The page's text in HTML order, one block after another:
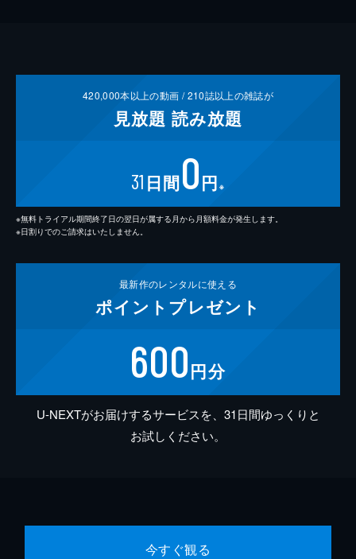
420,000本以上の動画 /210誌以上の雑誌が
見放題 読み放題
31 日間0円 ※
※無料トライアル期間終了日の翌日が属する月から月額料金が発生します。
※日割りでのご請求はいたしません。
最新作のレンタルに使える
ポイント プレゼント
600円分
U-NEXTがお届けするサービスを、31日間ゆっくりと
お試しください。
今すぐ観る